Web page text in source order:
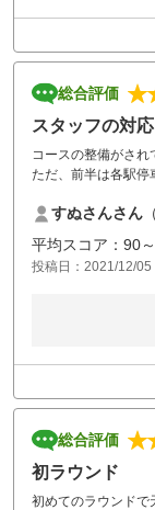
総合評価
スタッフの対応
コースの整備がされ
ただ、前半は各駅停
スタッフの女性は
怖かったです。
ハーフコンペのこと
と行かないと思いま
すぬさんさん
平均スコア：90
投稿日：2021/12/05
総合評価
初ラウンド
初めてのラウンドで